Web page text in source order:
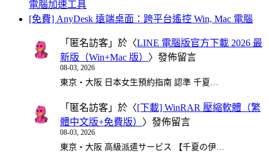
電腦加速工具
[免費] AnyDesk 遠端桌面：跨平台遙控 Win, Mac 電腦
「 匿名訪客 」於〈LINE 電腦版官方下載 2026 最
新版（Win+Mac 版） 〉發佈留言
08-03, 2026
東京・大阪 日本女生預約指南 認準 千夏…
「 匿名訪客 」於〈[下載] WinRAR 壓縮軟體（繁
體中文版+免費版） 〉發佈留言
08-03, 2026
東京・大阪 高級派遣サービス 【千夏の伊…